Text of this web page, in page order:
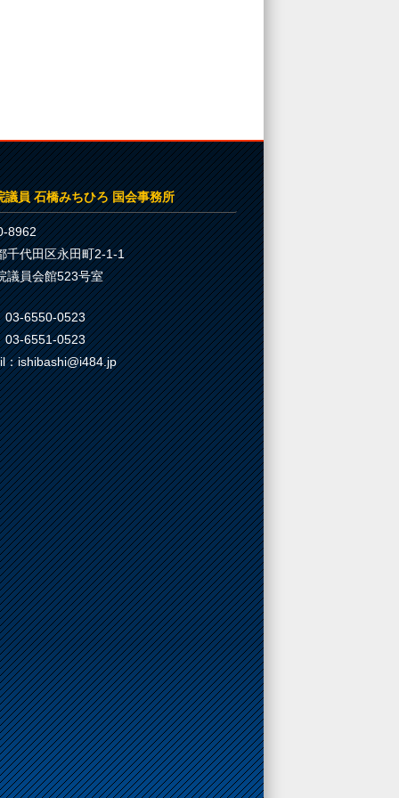
議員 石橋みちひろ 国会事務所
8962
千代田区永田町2-1-1
議員会館523号室
03-6550-0523
03-6551-0523
：ishibashi@i484.jp